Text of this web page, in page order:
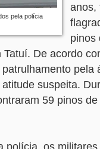
pela polícia
anos,
pinos
De acordo
pela
suspeita.
59 pinos
polícia, os